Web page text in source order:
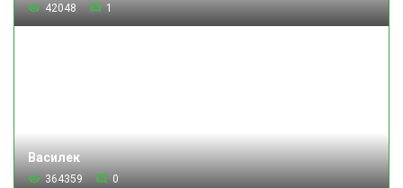
42048 1
Василек
364359 0